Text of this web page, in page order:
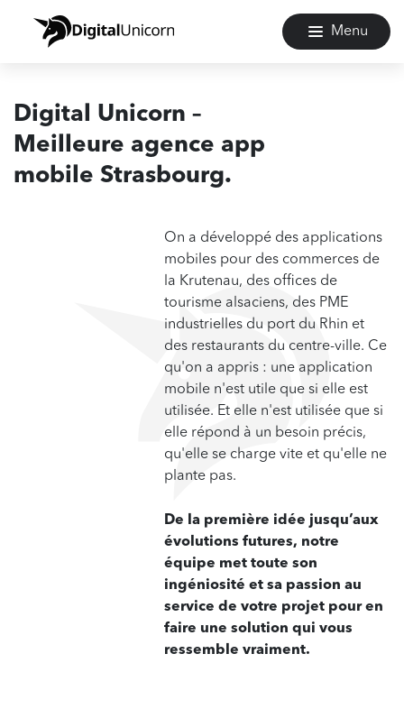
Menu
Digital Unicorn –
Meilleure agence app
mobile Strasbourg.
On a développé des applications
mobiles pour des commerces de
la Krutenau, des offices de
tourisme alsaciens, des PME
industrielles du port du Rhin et
des restaurants du centre-ville. Ce
qu'on a appris : une application
mobile n'est utile que si elle est
utilisée. Et elle n'est utilisée que si
elle répond à un besoin précis,
qu'elle se charge vite et qu'elle ne
plante pas.
De la première idée jusqu’aux
évolutions futures, notre
équipe met toute son
ingéniosité et sa passion au
service de votre projet pour en
faire une solution qui vous
ressemble vraiment.